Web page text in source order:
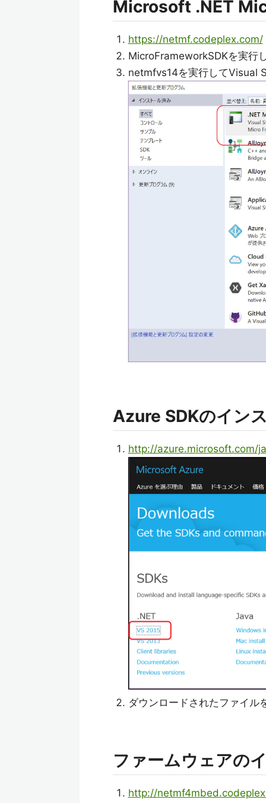
Microsoft .NET
https://netmf.codeplex.com/
MicroFrameworkSDKを実行
netmfvs14を実行してVisual
Azure SDKのイン
http://azure.microsoft.com/
ダウンロードされたファイル
ファームウェアの
http://